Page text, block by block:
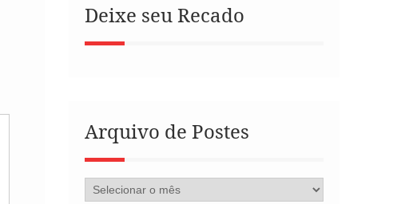
Deixe seu Recado
Arquivo de Postes
Arquivo